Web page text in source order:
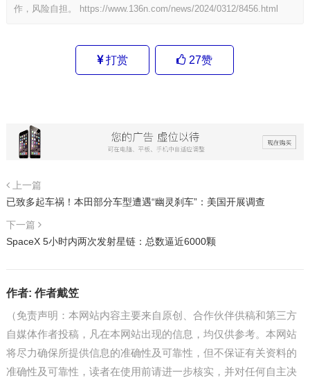
作，风险自担。
https://www.136n.com/news/2024/0312/8456.html
打赏 27赞
上一篇
已致多起车祸！本田部分车型遭遇“幽灵刹车”：美国开展调查
下一篇
SpaceX 5小时内两次发射星链：总数逼近6000颗
作者: 作者戴笠
（免责声明：本网站内容主要来自原创、合作伙伴供稿和第三方
自媒体作者投稿，凡在本网站出现的信息，均仅供参考。本网站
将尽力确保所提供信息的准确性及可靠性，但不保证有关资料的
准确性及可靠性，读者在使用前请进一步核实，并对任何自主决